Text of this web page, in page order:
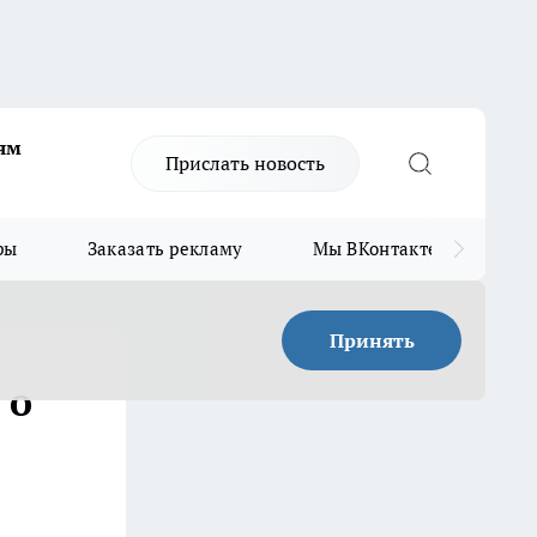
Прислать новость
Заказать рекламу Мы ВКонтакте
Принять